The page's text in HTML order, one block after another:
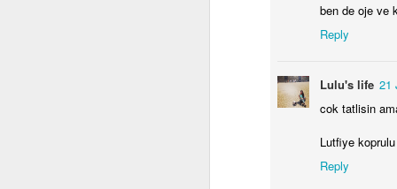
ben de oje ve
Reply
Lulu's life 21
cok tatlisin
Lutfiye
Reply